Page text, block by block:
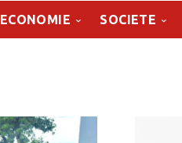
ECONOMIE SOCIETE